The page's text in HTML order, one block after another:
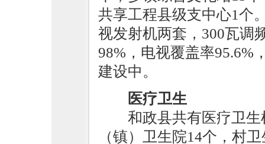
共享工程县级支中心1个
视发射机两套，300瓦调
98%，电视覆盖率95.6%
建设中。
医疗卫生
和政县共有医疗卫
（镇）卫生院14个，村